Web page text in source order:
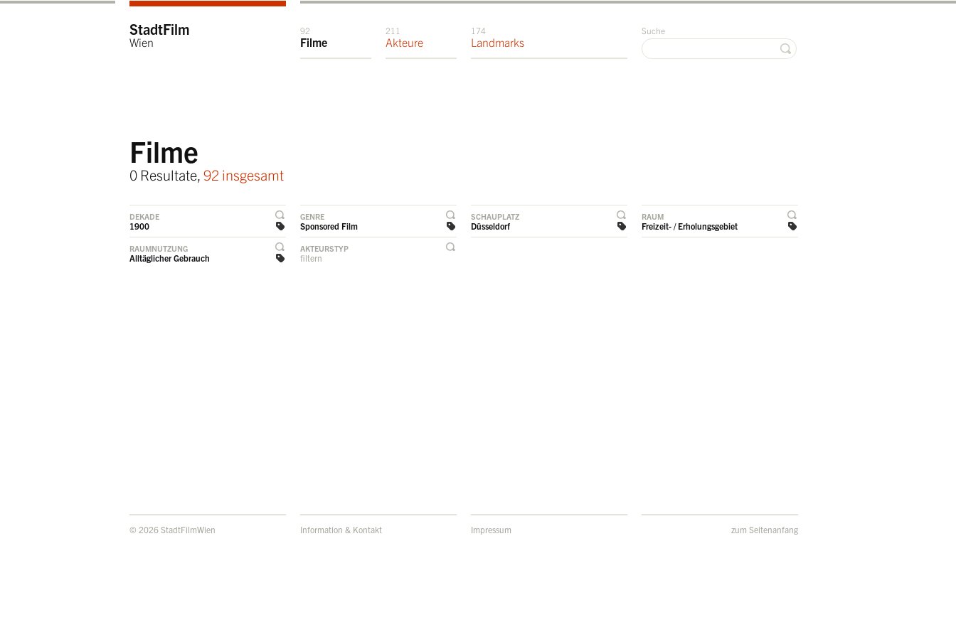
StadtFilm
Wien
92
Filme
211
Akteure
174
Landmarks
Suche
Filme
0 Resultate, 92 insgesamt
DEKADE
1900
GENRE
Sponsored Film
SCHAUPLATZ
Düsseldorf
RAUM
Freizeit- / Erholungsgebiet
RAUMNUTZUNG
Alltäglicher Gebrauch
AKTEURSTYP
filtern
© 2026 StadtFilmWien Information & Kontakt Impressum zum Seitenanfang